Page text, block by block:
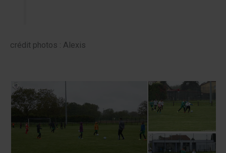
crédit photos : Alexis